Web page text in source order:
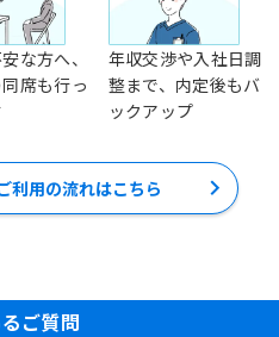
な方へ、
席も行っ
年収交渉や入社日調
整まで、内定後もバ
ックアップ
利用の流れはこちら
ご質問